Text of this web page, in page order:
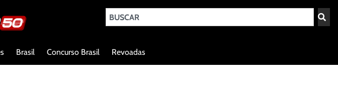
Brasil Concurso Brasil Revoadas